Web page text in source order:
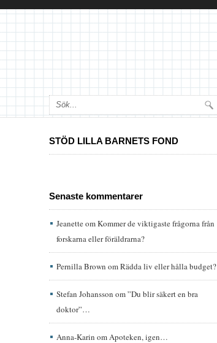
STÖD LILLA BARNETS FOND
Senaste kommentarer
JeanetteomKommer de viktigaste frågorna från
forskarna eller föräldrarna?
Pernilla Brown omRädda liv eller hålla budget?
Stefan Johansson om”Du blir säkert en bra
doktor”…
Anna-Karin omApoteken, igen…